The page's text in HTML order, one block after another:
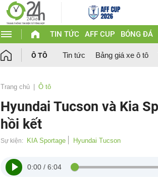
TIN TỨC AFF CUP BÓNG ĐÁ
Ô TÔ Tin tức Bảng giá xe ô tô
Trang chủ Ô tô
Hyundai Tucson và Kia
hồi kết
Sự kiện: KIA Sportage Hyundai Tucson
0:00 / 6:04